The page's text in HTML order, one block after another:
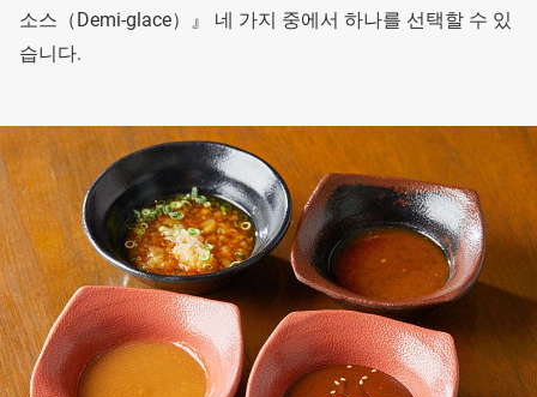
소스（Demi-glace）』 네 가지 중에서 하나를 선택할 수 있
습니다.